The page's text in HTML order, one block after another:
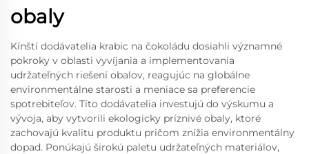
obaly
Kínští dodávatelia krabic na čokoládu dosiahli významné
pokroky v oblasti vyvíjania a implementovania
udržateľných riešení obalov, reagujúc na globálne
environmentálne starosti a meniace sa preferencie
spotrebiteľov. Títo dodávatelia investujú do výskumu a
vývoja, aby vytvorili ekologicky príznivé obaly, ktoré
zachovajú kvalitu produktu pričom znížia environmentálny
dopad. Ponúkajú širokú paletu udržateľných materiálov,